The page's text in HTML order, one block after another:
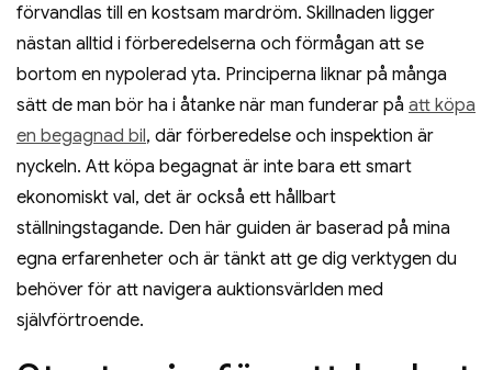
förvandlas till en kostsam mardröm. Skillnaden ligger
nästan alltid i förberedelserna och förmågan att se
bortom en nypolerad yta. Principerna liknar på många
sätt de man bör ha i åtanke när man funderar på att köpa
en begagnad bil, där förberedelse och inspektion är
nyckeln. Att köpa begagnat är inte bara ett smart
ekonomiskt val, det är också ett hållbart
ställningstagande. Den här guiden är baserad på mina
egna erfarenheter och är tänkt att ge dig verktygen du
behöver för att navigera auktionsvärlden med
självförtroende.